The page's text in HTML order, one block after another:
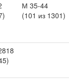
М 35-44
(101 из 1301)